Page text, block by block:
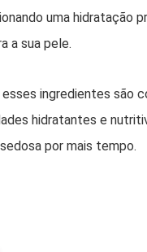
uma hidratação
a sua pele.
esses ingredientes são
hidratantes e
por mais tempo.